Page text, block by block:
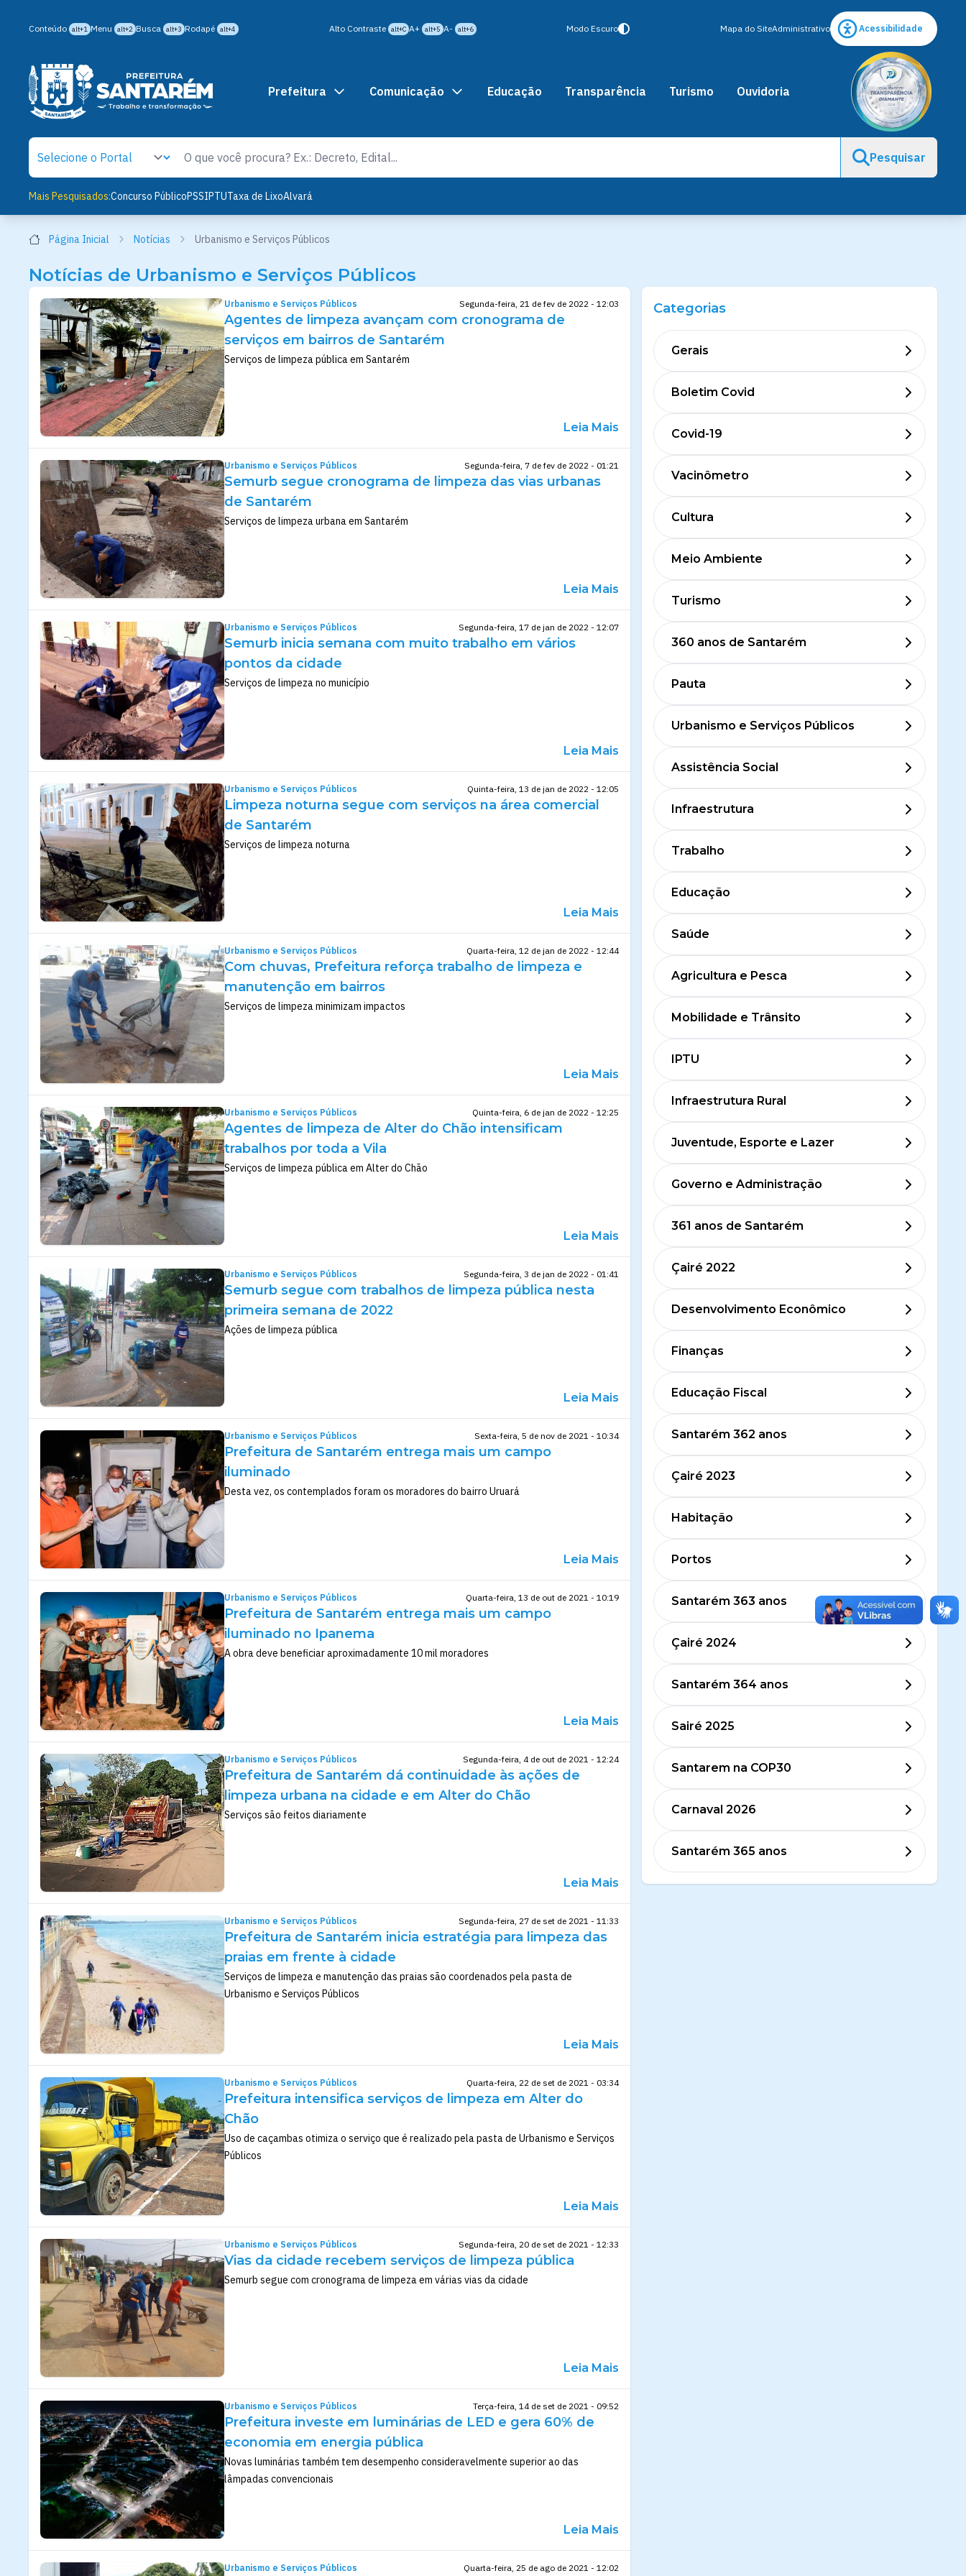
Conteúdo alt+1 Menu alt+2 Busca alt+3 Rodapé alt+4 Alto Contraste alt+C A+ alt+5 A- alt+6 Modo Escuro Mapa do SiteAdministrativo Acessibilidade
Prefeitura Comunicação Educação Transparência Turismo Ouvidoria
Pesquisar
Mais Pesquisados:Concurso PúblicoPSSIPTUTaxa de LixoAlvará
Página Inicial Notícias Urbanismo e Serviços Públicos
Notícias de Urbanismo e Serviços Públicos
Urbanismo e Serviços Públicos Segunda-feira, 21 de fev de 2022 - 12:03
Agentes de limpeza avançam com cronograma de
serviços em bairros de Santarém
Serviços de limpeza pública em Santarém
Leia Mais
Urbanismo e Serviços Públicos Segunda-feira, 7 de fev de 2022 - 01:21
Semurb segue cronograma de limpeza das vias urbanas
de Santarém
Serviços de limpeza urbana em Santarém
Leia Mais
Urbanismo e Serviços Públicos Segunda-feira, 17 de jan de 2022 - 12:07
Semurb inicia semana com muito trabalho em vários
pontos da cidade
Serviços de limpeza no município
Leia Mais
Urbanismo e Serviços Públicos Quinta-feira, 13 de jan de 2022 - 12:05
Limpeza noturna segue com serviços na área comercial
de Santarém
Serviços de limpeza noturna
Leia Mais
Urbanismo e Serviços Públicos Quarta-feira, 12 de jan de 2022 - 12:44
Com chuvas, Prefeitura reforça trabalho de limpeza e
manutenção em bairros
Serviços de limpeza minimizam impactos
Leia Mais
Urbanismo e Serviços Públicos Quinta-feira, 6 de jan de 2022 - 12:25
Agentes de limpeza de Alter do Chão intensificam
trabalhos por toda a Vila
Serviços de limpeza pública em Alter do Chão
Leia Mais
Urbanismo e Serviços Públicos Segunda-feira, 3 de jan de 2022 - 01:41
Semurb segue com trabalhos de limpeza pública nesta
primeira semana de 2022
Ações de limpeza pública
Leia Mais
Urbanismo e Serviços Públicos Sexta-feira, 5 de nov de 2021 - 10:34
Prefeitura de Santarém entrega mais um campo
iluminado
Desta vez, os contemplados foram os moradores do bairro Uruará
Leia Mais
Urbanismo e Serviços Públicos Quarta-feira, 13 de out de 2021 - 10:19
Prefeitura de Santarém entrega mais um campo
iluminado no Ipanema
A obra deve beneficiar aproximadamente 10 mil moradores
Leia Mais
Urbanismo e Serviços Públicos Segunda-feira, 4 de out de 2021 - 12:24
Prefeitura de Santarém dá continuidade às ações de
limpeza urbana na cidade e em Alter do Chão
Serviços são feitos diariamente
Leia Mais
Urbanismo e Serviços Públicos Segunda-feira, 27 de set de 2021 - 11:33
Prefeitura de Santarém inicia estratégia para limpeza das
praias em frente à cidade
Serviços de limpeza e manutenção das praias são coordenados pela pasta de
Urbanismo e Serviços Públicos
Leia Mais
Urbanismo e Serviços Públicos Quarta-feira, 22 de set de 2021 - 03:34
Prefeitura intensifica serviços de limpeza em Alter do
Chão
Uso de caçambas otimiza o serviço que é realizado pela pasta de Urbanismo e Serviços
Públicos
Leia Mais
Urbanismo e Serviços Públicos Segunda-feira, 20 de set de 2021 - 12:33
Vias da cidade recebem serviços de limpeza pública
Semurb segue com cronograma de limpeza em várias vias da cidade
Leia Mais
Urbanismo e Serviços Públicos Terça-feira, 14 de set de 2021 - 09:52
Prefeitura investe em luminárias de LED e gera 60% de
economia em energia pública
Novas luminárias também tem desempenho consideravelmente superior ao das
lâmpadas convencionais
Leia Mais
Urbanismo e Serviços Públicos Quarta-feira, 25 de ago de 2021 - 12:02
Categorias
Gerais
Boletim Covid
Covid-19
Vacinômetro
Cultura
Meio Ambiente
Turismo
360 anos de Santarém
Pauta
Urbanismo e Serviços Públicos
Assistência Social
Infraestrutura
Trabalho
Educação
Saúde
Agricultura e Pesca
Mobilidade e Trânsito
IPTU
Infraestrutura Rural
Juventude, Esporte e Lazer
Governo e Administração
361 anos de Santarém
Çairé 2022
Desenvolvimento Econômico
Finanças
Educação Fiscal
Santarém 362 anos
Çairé 2023
Habitação
Portos
Santarém 363 anos
Çairé 2024
Santarém 364 anos
Sairé 2025
Santarem na COP30
Carnaval 2026
Santarém 365 anos